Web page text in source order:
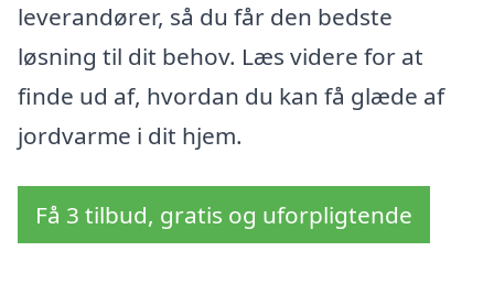
leverandører, så du får den bedste
løsning til dit behov. Læs videre for at
finde ud af, hvordan du kan få glæde af
jordvarme i dit hjem.
Få 3 tilbud, gratis og uforpligtende